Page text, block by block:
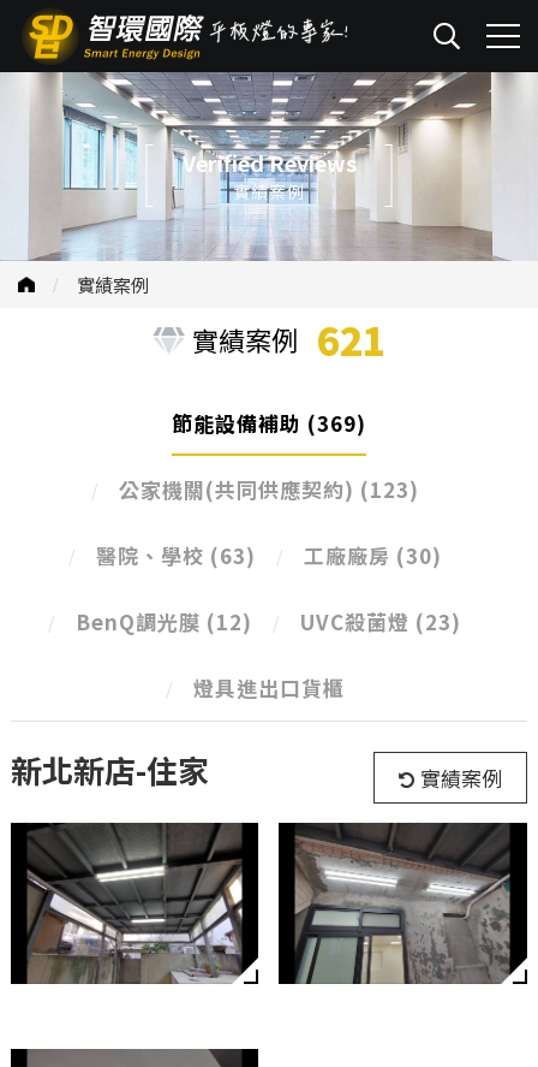
Verified Reviews
實績案例
實績案例
實績案例 621
節能設備補助 (369)
公家機關(共同供應契約) (123)
醫院、學校 (63) 工廠廠房 (30)
BenQ調光膜 (12) UVC殺菌燈 (23)
燈具進出口貨櫃
新北新店-住家 實績案例